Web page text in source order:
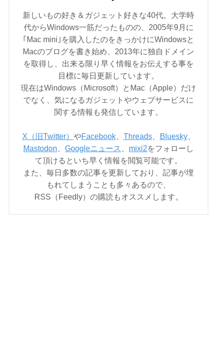
新しいもの好き＆ガジェット好きな40代。大学時
代からWindows一筋だったものの、2005年9月に
｢Mac mini｣を購入したのをきっかけにWindowsと
Macのブログを書き始め、2013年に独自ドメイン
を取得し、出来る限り早く情報をお伝えする事を
目標に毎日更新しています。
現在はWindows（Microsoft）とMac（Apple）だけ
でなく、気になるガジェットやウェブサービスに
関する情報も発信しています。
X（旧Twitter） やFacebook、 Threads、 Bluesky、
Mastodon
Googleニュース mixi2をフォローし
て頂けるといち早く情報を閲覧可能です。
また、毎日多数の記事を更新しており、記事が埋
もれてしまうことも多々あるので、
RSS（Feedly）の購読もオススメします。